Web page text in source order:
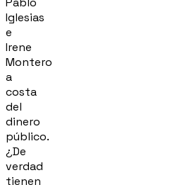
Iglesias
e
Irene
Montero
a
costa
del
dinero
público.
¿De
verdad
tienen